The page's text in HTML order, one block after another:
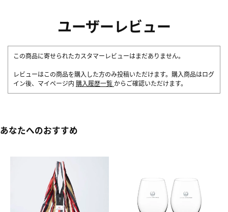
ユーザーレビュー
この商品に寄せられたカスタマーレビューはまだありません。
レビューはこの商品を購入した方のみ投稿いただけます。購入商品はログ
イン後、マイページ内 購入履歴一覧 からご確認いただけます。
あなたへのおすすめ